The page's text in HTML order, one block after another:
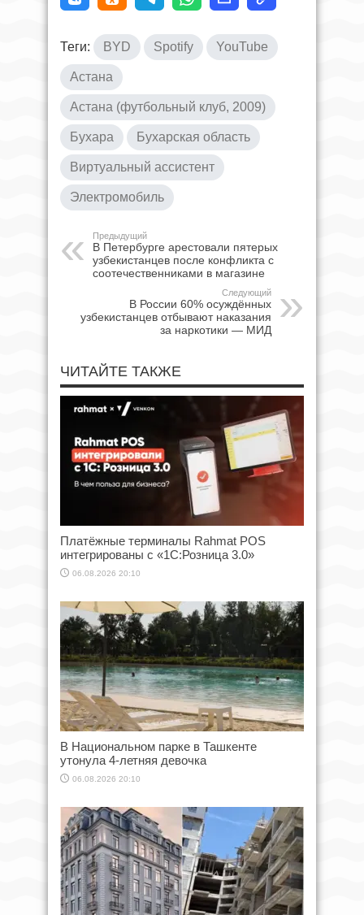
Теги: BYD Spotify YouTube
Астана
Астана (футбольный клуб, 2009)
Бухара Бухарская область
Виртуальный ассистент
Электромобиль
Предыдущий
В Петербурге арестовали пятерых
узбекистанцев после конфликта с
соотечественниками в магазине
Следующий
В России 60% осуждённых
узбекистанцев отбывают наказания
за наркотики — МИД
ЧИТАЙТЕ ТАКЖЕ
Платёжные терминалы Rahmat POS
интегрированы с «1С:Розница 3.0»
06.08.2026 20:10
В Национальном парке в Ташкенте
утонула 4-летняя девочка
06.08.2026 20:10